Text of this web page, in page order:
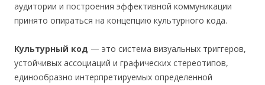
аудитории и построения эффективной коммуникации
принято опираться на концепцию культурного кода.
Культурный код — это система визуальных триггеров,
устойчивых ассоциаций и графических стереотипов,
единообразно интерпретируемых определенной